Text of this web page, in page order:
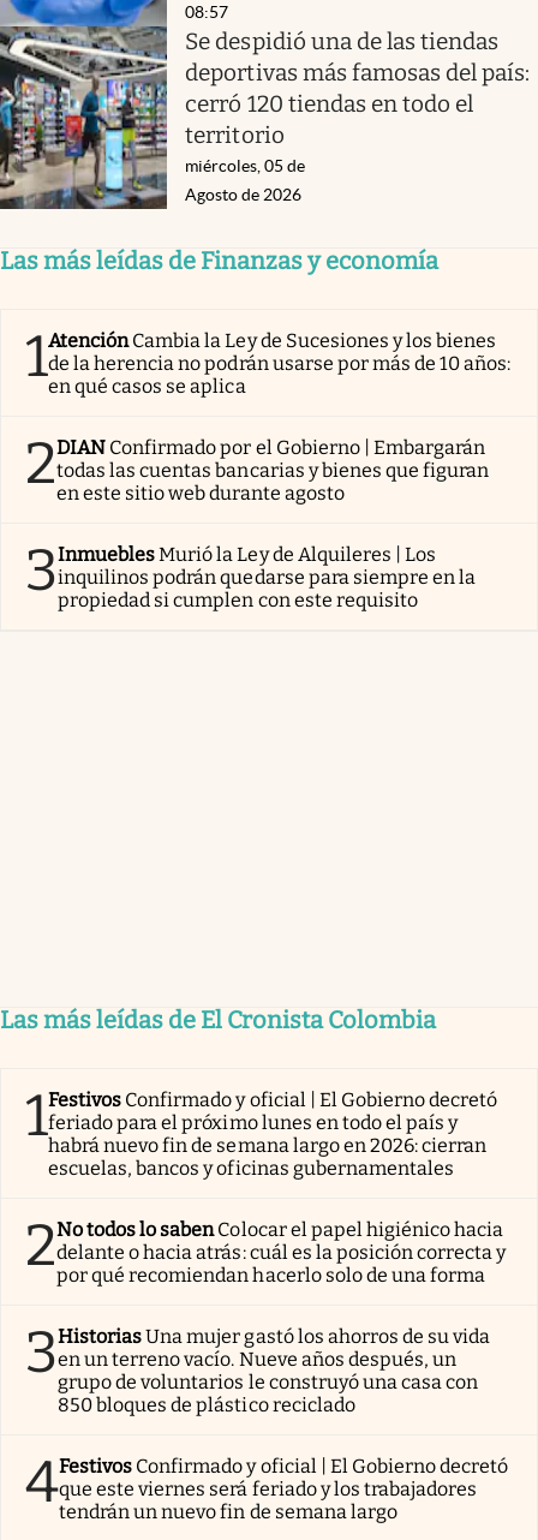
08:57
Se despidió una de las tiendas
deportivas más famosas del país:
cerró 120 tiendas en todo el
territorio
miércoles, 05 de
Agosto de 2026
Las más leídas de Finanzas y economía
1AtenciónCambia la Ley de Sucesiones y los bienes
de la herencia no podrán usarse por más de 10 años:
en qué casos se aplica
2DIAN Confirmado por el Gobierno | Embargarán
todas las cuentas bancarias y bienes que figuran
en este sitio web durante agosto
3InmueblesMurió la Ley de Alquileres | Los
inquilinos podrán quedarse para siempre en la
propiedad si cumplen con este requisito
Las más leídas de El Cronista Colombia
1Festivos Confirmado y oficial | El Gobierno decretó
feriado para el próximo lunes en todo el país y
habrá nuevo fin de semana largo en 2026: cierran
escuelas, bancos y oficinas gubernamentales
2No todos lo sabenColocar el papel higiénico hacia
delante o hacia atrás: cuál es la posición correcta y
por qué recomiendan hacerlo solo de una forma
3HistoriasUna mujer gastó los ahorros de su vida
en un terreno vacío. Nueve años después, un
grupo de voluntarios le construyó una casa con
850 bloques de plástico reciclado
4Festivos Confirmado y oficial | El Gobierno decretó
que este viernes será feriado y los trabajadores
tendrán un nuevo fin de semana largo